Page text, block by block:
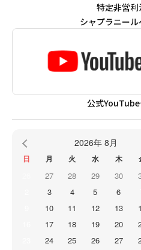
特定非営利
シャプラニー
公式
2026年 8月
日 月 火 水 木
27 28 29 30
3 4 5 6
10 11 12 13
17 18 19 20
24 25 26 27